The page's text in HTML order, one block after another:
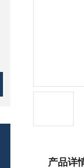
产品详